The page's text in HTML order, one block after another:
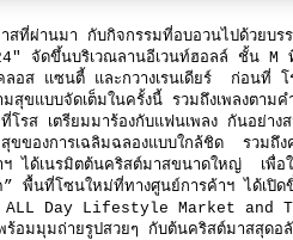
ที่ผ่านมา กับกิจกรรมที่อบอวนไปด้วยบร
ดขึ้นบริเวณลานอีเวนท์ฮอลล์ ชั้น M ที่เ
ลอส แซนตี้ และกวางเรนเดียร์ ก่อนที่
มสุขแบบจัดเต็มในครั้งนี้ รวมถึงเพลงต
โรส เตรียมมาร้องกับแฟนเพลง กันอย่
สุขของการเฉลิมฉลองแบบใกล้ชิด รว
ได้เนรมิตต้นคริสต์มาสขนาดใหญ่ เพื่อ
พื้นที่โซนใหม่ที่ทางศูนย์การค้าฯ ได้เปิ
ALL Day Lifestyle Market
ร้อมมุมถ่ายรูปสวยๆ กับต้นคริสต์มาสสุด